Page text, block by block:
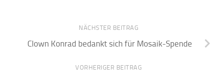
NÄCHSTER BEITRAG
Clown Konrad bedankt sich für Mosaik-Spende
VORHERIGER BEITRAG